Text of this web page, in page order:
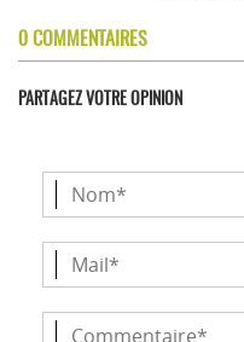
0 COMMENTAIRES
PARTAGEZ VOTRE OPINION